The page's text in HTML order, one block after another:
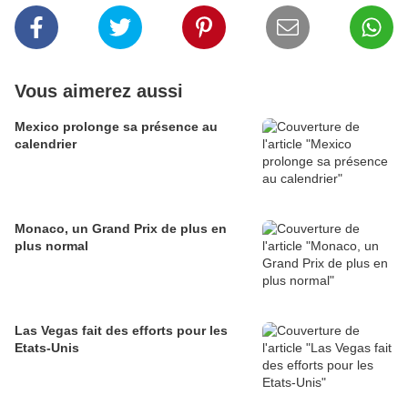
Vous aimerez aussi
Mexico prolonge sa présence au
calendrier
Monaco, un Grand Prix de plus en
plus normal
Las Vegas fait des efforts pour les
Etats-Unis